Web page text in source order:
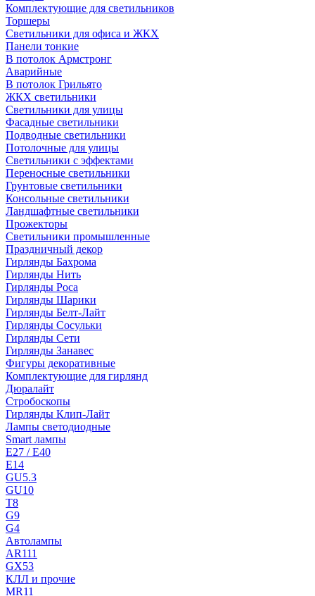
Комплектующие для светильников
Торшеры
Светильники для офиса и ЖКХ
Панели тонкие
В потолок Армстронг
Аварийные
В потолок Грильято
ЖКХ светильники
Светильники для улицы
Фасадные светильники
Подводные светильники
Потолочные для улицы
Светильники с эффектами
Переносные светильники
Грунтовые светильники
Консольные светильники
Ландшафтные светильники
Прожекторы
Светильники промышленные
Праздничный декор
Гирлянды Бахрома
Гирлянды Нить
Гирлянды Роса
Гирлянды Шарики
Гирлянды Белт-Лайт
Гирлянды Сосульки
Гирлянды Сети
Гирлянды Занавес
Фигуры декоративные
Комплектующие для гирлянд
Дюралайт
Стробоскопы
Гирлянды Клип-Лайт
Лампы светодиодные
Smart лампы
E27 / E40
E14
GU5.3
GU10
T8
G9
G4
Автолампы
AR111
GX53
КЛЛ и прочие
MR11